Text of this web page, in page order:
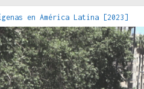
en América Latina [2023]
la espacialización de los
choca con el acero : hacia
para una vivienda adecuada
de la Caja del Seguro